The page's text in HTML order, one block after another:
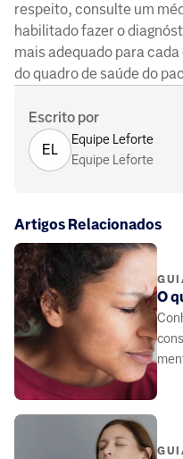
respeito, consulte um
habilitado fazer o
mais adequado para
do quadro de saúde do
Escrito por
EL
Equipe Leforte
Equipe Leforte
Artigos Relacionados
O